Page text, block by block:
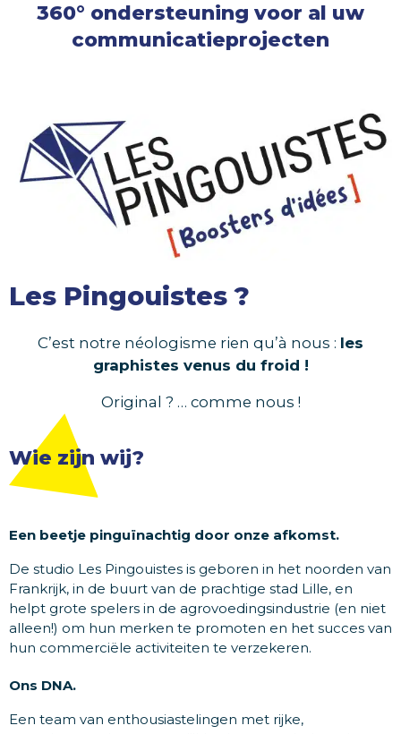
360° ondersteuning voor al uw
communicatieprojecten
Les Pingouistes ?
C’est notre néologisme rien qu’à nous : les
graphistes venus du froid !
Original ? … comme nous !
Wie zijn wij?
Een beetje pinguïnachtig door onze afkomst.
De studio Les Pingouistes is geboren in het noorden van
Frankrijk, in de buurt van de prachtige stad Lille, en
helpt grote spelers in de agrovoedingsindustrie (en niet
alleen!) om hun merken te promoten en het succes van
hun commerciële activiteiten te verzekeren.
Ons DNA.
Een team van enthousiastelingen met rijke,